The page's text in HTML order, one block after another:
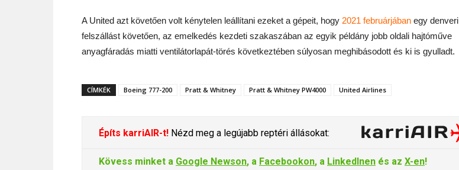
A United azt követően volt kénytelen leállítani ezeket a gépeit, hogy 2021 februárjában egy denveri
felszállást követően, az emelkedés kezdeti szakaszában az egyik példány jobb oldali hajtóműve
anyagfáradás miatti ventilátorlapát-törés következtében súlyosan meghibásodott és ki is gyulladt.
CÍMKÉK Boeing 777-200 Pratt & Whitney Pratt & Whitney PW4000 United Airlines
Építs karriAIR-t! Nézd meg a legújabb reptéri állásokat:
Kövess minket a Google Newson, a Facebookon, a LinkedInen és az X-en!